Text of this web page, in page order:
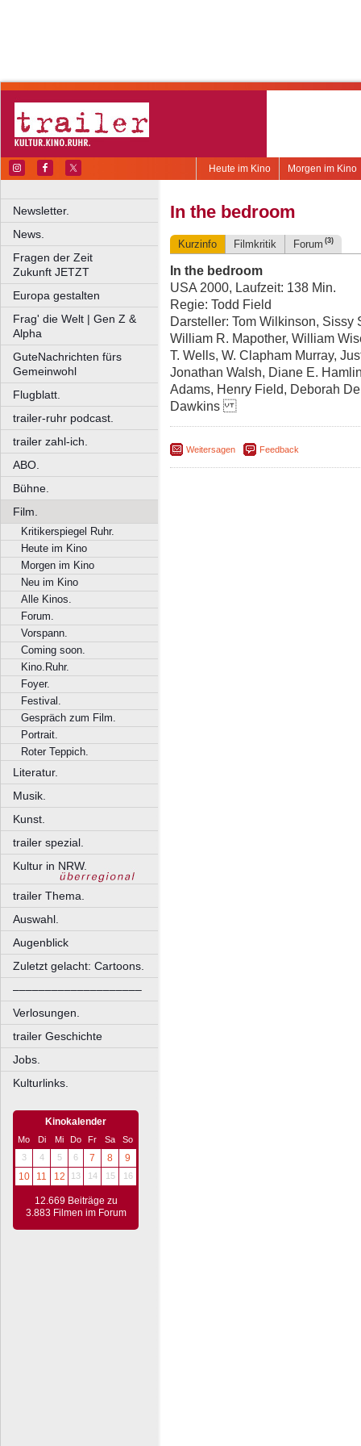
Morgen im Kino
Heute im Kino
Newsletter.
News.
Fragen der Zeit
Zukunft JETZT
Europa gestalten
Frag' die Welt | Gen Z &
Alpha
GuteNachrichten fürs
Gemeinwohl
Flugblatt.
trailer-ruhr podcast.
trailer zahl-ich.
ABO.
Bühne.
Film.
Kritikerspiegel Ruhr.
Heute im Kino
Morgen im Kino
Neu im Kino
Alle Kinos.
Forum.
Vorspann.
Coming soon.
Kino.Ruhr.
Foyer.
Festival.
Gespräch zum Film.
Portrait.
Roter Teppich.
Literatur.
Musik.
Kunst.
trailer spezial.
Kultur in NRW.
trailer Thema.
Auswahl.
Augenblick
Zuletzt gelacht: Cartoons.
––––––––––––––––––––
Verlosungen.
trailer Geschichte
Jobs.
Kulturlinks.
Kinokalender
Mo Di Mi Do Fr Sa
So
3
4 5 6 7 8
9
10
11 12 13 14 15 16
12.669 Beiträge zu
3.883 Filmen im Forum
In the bedroom
Kurzinfo Filmkritik Forum (3)
In the bedroom
USA 2000, Laufzeit: 138 Min.
Regie: Todd Field
Darsteller: Tom Wilkinson, Sissy
William R. Mapother, William
T. Wells, W. Clapham Murray,
Jonathan Walsh, Diane E.
Adams, Henry Field, Deborah
Dawkins
Weitersagen Feedback